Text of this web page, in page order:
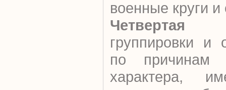
военные круги
Четвертая
группировки
по причинам
характера,